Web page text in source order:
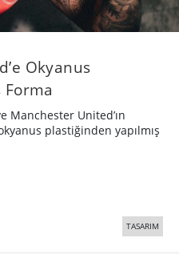
Okyanus
Manchester United’ın
plastiğinden yapılmış
TASARIM